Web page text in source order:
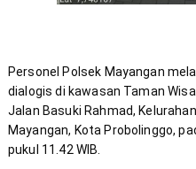
Personel Polsek Mayangan
dialogis di kawasan Taman
Jalan Basuki Rahmad,
Mayangan, Kota Probolinggo,
pukul 11.42 WIB.